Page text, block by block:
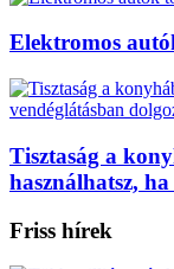
Elektromos
Tisztaság a
használhatsz,
Friss hírek